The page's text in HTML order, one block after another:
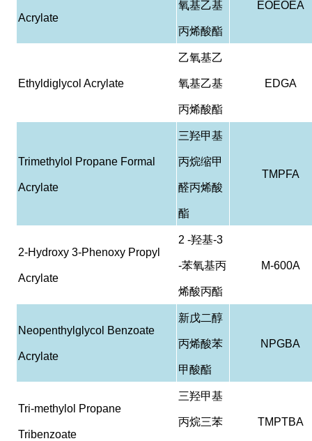
Acrylate
氧基乙基
丙烯酸酯
EOEOEA
Ethyldiglycol Acrylate
乙氧基乙
氧基乙基
丙烯酸酯
EDGA
Trimethylol Propane Formal
Acrylate
三羟甲基
丙烷缩甲
醛丙烯酸
酯
TMPFA
2-Hydroxy 3-Phenoxy Propyl
Acrylate
2 -羟基-3
-苯氧基丙
烯酸丙酯
M-600A
Neopenthylglycol Benzoate
Acrylate
新戊二醇
丙烯酸苯
甲酸酯
NPGBA
Tri-methylol Propane
Tribenzoate
三羟甲基
丙烷三苯 TMPTBA